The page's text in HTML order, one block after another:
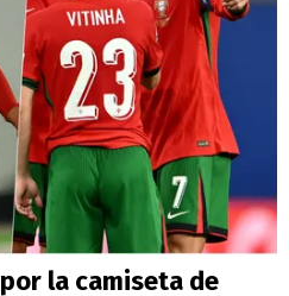
la camiseta de